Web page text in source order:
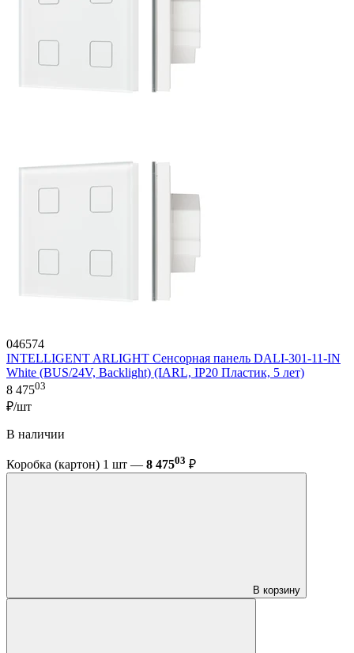
046574
INTELLIGENT ARLIGHT Сенсорная панель DALI-301-11-IN
White (BUS/24V, Backlight) (IARL, IP20 Пластик, 5 лет)
8 47503
₽/шт
В наличии
Коробка (картон) 1 шт — 8 47503 ₽
В корзину